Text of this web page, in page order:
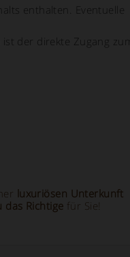
enthalten. Eventuelle
der direkte Zugang zum
luxuriösen Unterkunft
das Richtige für Sie!